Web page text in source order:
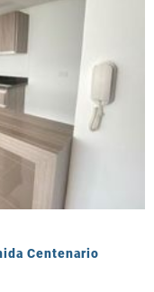
Centenario